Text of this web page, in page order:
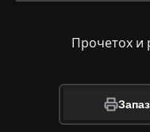
Прочетох и